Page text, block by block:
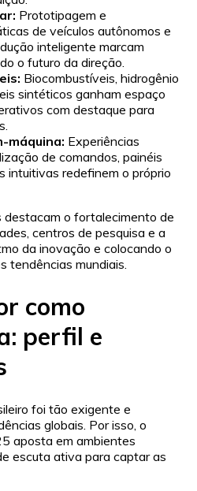
Prototipagem e
de veículos autônomos e
inteligente marcam
o futuro da direção.
Biocombustíveis, hidrogênio
sintéticos ganham espaço
com destaque para
máquina: Experiências
de comandos, painéis
intuitivas redefinem o próprio
destacam o fortalecimento de
centros de pesquisa e a
da inovação e colocando o
tendências mundiais.
como
perfil e
foi tão exigente e
globais. Por isso, o
aposta em ambientes
escuta ativa para captar as